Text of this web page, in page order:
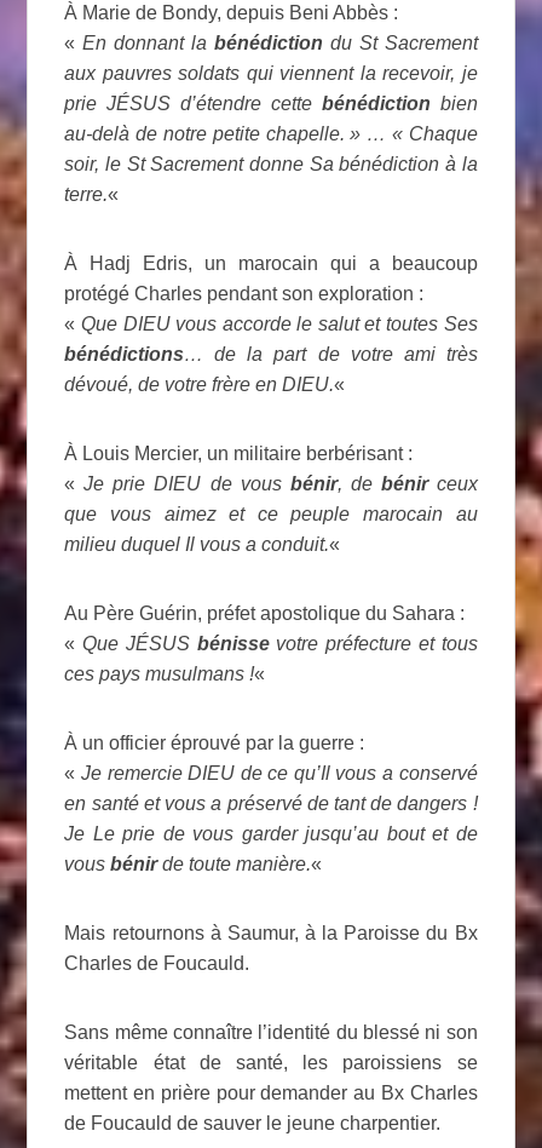
À Marie de Bondy, depuis Beni Abbès :
«En donnant la bénédiction du St Sacrement
aux pauvres soldats qui viennent la recevoir, je
prie JÉSUS d’étendre cette bénédiction bien
au-delà de notre petite chapelle. » … « Chaque
soir, le St Sacrement donne Sa bénédiction à la
terre.«
À Hadj Edris, un marocain qui a beaucoup
protégé Charles pendant son exploration :
« Que DIEU vous accorde le salut et toutes Ses
bénédictions… de la part de votre ami très
dévoué, de votre frère en DIEU.«
À Louis Mercier, un militaire berbérisant :
«Je prie DIEU de vous bénir, de bénirceux
que vous aimez et ce peuple marocain au
milieu duquel Il vous a conduit.«
Au Père Guérin, préfet apostolique du Sahara :
«Que JÉSUS bénissevotre préfecture et tous
ces pays musulmans !«
À un officier éprouvé par la guerre :
« Je remercie DIEU de ce qu’Il vous a conservé
en santé et vous a préservé de tant de dangers !
Je Le prie de vous garder jusqu’au bout et de
vousbénirde toute manière.«
Mais retournons à Saumur, à la Paroisse du Bx
Charles de Foucauld.
Sans même connaître l’identité du blessé ni son
véritable état de santé, les paroissiens se
mettent en prière pour demander au Bx Charles
de Foucauld de sauver le jeune charpentier.